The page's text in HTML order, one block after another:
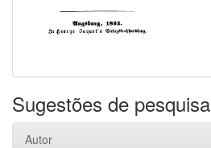
Sugestões de pesquisa
Autor